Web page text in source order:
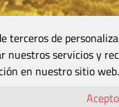
terceros de
nuestros servicios y
en nuestro sitio web.
Acepto